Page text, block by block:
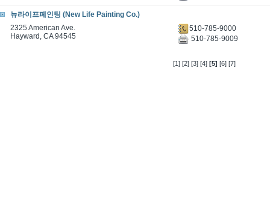
뉴라이프페인팅 (New Life Painting Co.)
2325 American Ave.
Hayward, CA 94545
510-785-9000
510-785-9009
[1] [2] [3] [4] [5] [6] [7]